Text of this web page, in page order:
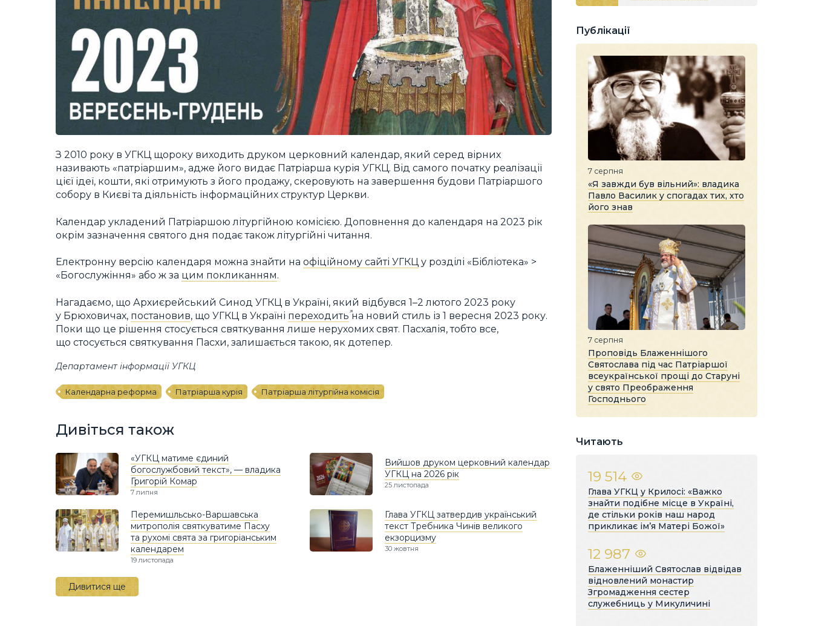
З 2010 року в УГКЦ щороку виходить друком церковний календар, який серед вірних
називають «патріаршим», адже його видає Патріарша курія УГКЦ. Від самого початку реалізації
цієї ідеї, кошти, які отримують з його продажу, скеровують на завершення будови Патріаршого
собору в Києві та діяльність інформаційних структур Церкви.
Календар укладений Патріаршою літургійною комісією. Доповнення до календаря на 2023 рік
окрім зазначення святого дня подає також літургійні читання.
Електронну версію календаря можна знайти на офіційному сайті УГКЦ у розділі «Бібліотека» >
«Богослужіння» або ж за цим покликанням.
Нагадаємо, що Архиєрейський Cинод УГКЦ в Україні, який відбувся 1–2 лютого 2023 року
у Брюховичах, постановив, що УГКЦ в Україні переходитьна новий стиль із 1 вересня 2023 року.
Поки що це рішення стосується святкування лише нерухомих свят. Пасхалія, тобто все,
що стосується святкування Пасхи, залишається такою, як дотепер.
Департамент інформації УГКЦ
Календарна реформа Патріарша курія Патріарша літургійна комісія
Дивіться також
«УГКЦ матиме єдиний
богослужбовий текст», — владика
Григорій Комар
7 липня
Вийшов друком церковний календар
УГКЦ на 2026 рік
25 листопада
Перемишльсько-Варшавська
митрополія святкуватиме Пасху
та рухомі свята за григоріанським
календарем
19 листопада
Глава УГКЦ затвердив український
текст Требника Чинів великого
екзорцизму
30 жовтня
Дивитися ще
Публікації
7 серпня
«Я завжди був вільний»: владика
Павло Василик у спогадах тих, хто
його знав
7 серпня
Проповідь Блаженнішого
Святослава під час Патріаршої
всеукраїнської прощі до Старуні
у свято Преображення
Господнього
Читають
19 514
Глава УГКЦ у Крилосі: «Важко
знайти подібне місце в Україні,
де стільки років наш народ
прикликає ім’я Матері Божої»
12 987
Блаженніший Святослав відвідав
відновлений монастир
Згромадження сестер
служебниць у Микуличині